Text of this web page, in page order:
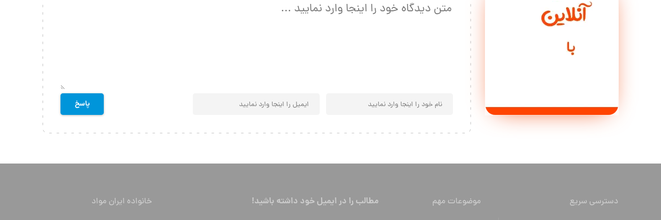
دسترسی سریع موضوعات مهم مطالب را در ایمیل خود داشته باشید! خانواده ایران مواد